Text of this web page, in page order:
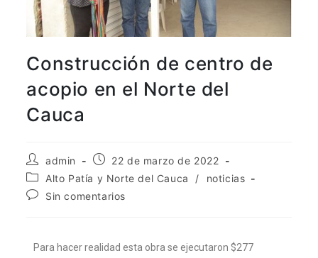
Por lo tanto, este sitio web
únicamente servirá como repositorio
de información previa al mes de julio
de 2026.
Construcción de centro de
acopio en el Norte del
Cauca
admin
22 de marzo de 2022
Alto Patía y Norte del Cauca
/
noticias
Sin comentarios
Para hacer realidad esta obra se ejecutaron $277